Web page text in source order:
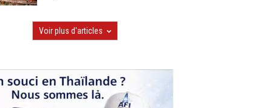
Voir plus d'articles